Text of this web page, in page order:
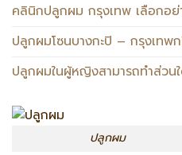
คลินิกปลูกผม กรุงเทพ เลือกอย่
ปลูกผมโซนบางกะปิ – กรุงเทพ
ปลูกผมในผู้หญิงสามารถทำส่วน
ปลูกผม